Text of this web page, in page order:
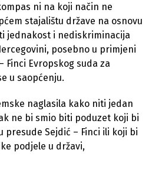
ni na koji način ne
stajalištu države na osnovu
jednakost i nediskriminacija
posebno u primjeni
Finci Evropskog suda za
u saopćenju.
naglasila kako niti jedan
ne bi smio biti poduzet koji bi
presude Sejdić – Finci ili koji bi
podjele u državi,